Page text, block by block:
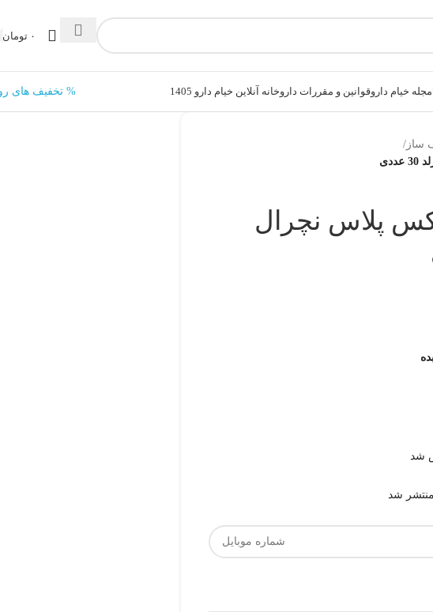
۰ تومان
مجله خیام داروقوانین و مقررات داروخانه آنلاین خیام دارو 1405 % تخفیف های
ساز/
پلاس نچرال
شد
شد